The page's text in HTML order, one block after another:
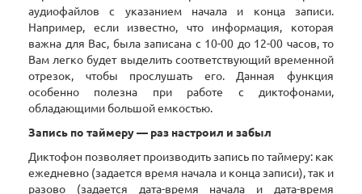
аудиофайлов с указанием начала и конца записи.
Например, если известно, что информация, которая
важна для Вас, была записана с 10-00 до 12-00 часов, то
Вам легко будет выделить соответствующий временной
отрезок, чтобы прослушать его. Данная функция
особенно полезна при работе с диктофонами,
обладающими большой емкостью.
Запись по таймеру — раз настроил и забыл
Диктофон позволяет производить запись по таймеру: как
ежедневно (задается время начала и конца записи), так и
разово (задается дата-время начала и дата-время